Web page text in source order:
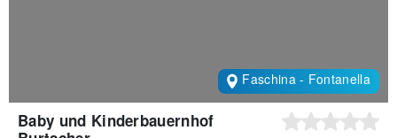
Faschina - Fontanella
Baby und Kinderbauernhof